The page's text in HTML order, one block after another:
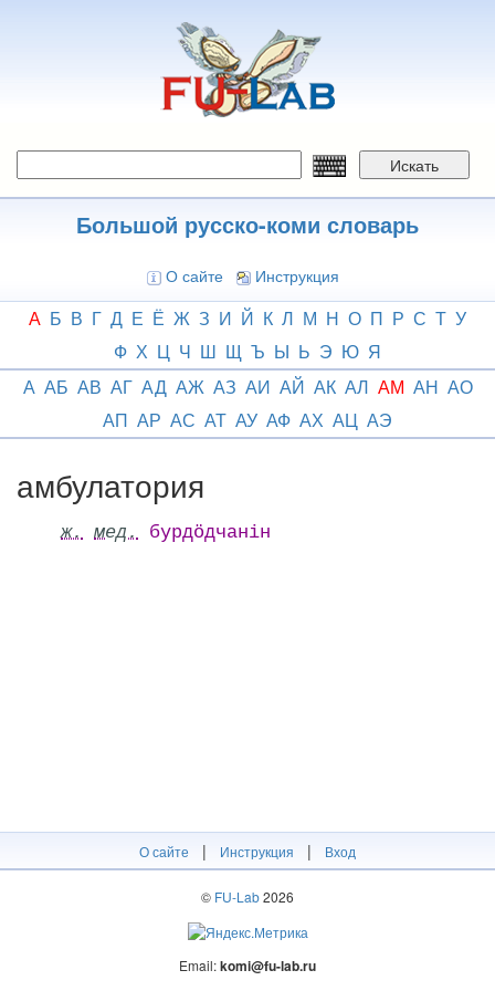
Искать
Большой русско-коми словарь
О сайте Инструкция
А Б В Г Д Е Ё Ж З И Й К Л М Н О П Р С Т У
Ф Х Ц Ч Ш Щ Ъ Ы Ь Э Ю Я
А АБ АВ АГ АД АЖ АЗ АИ АЙ АК АЛ АМ АН АО
АП АР АС АТ АУ АФ АХ АЦ АЭ
амбулатория
ж. мед. бурдӧдчанін
О сайте | Инструкция | Вход
© FU-Lab2026
Email:komi@fu-lab.ru